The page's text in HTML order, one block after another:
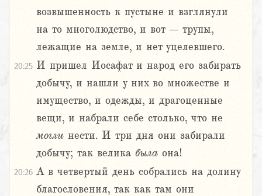
возвышенность к пустыне и взглянули
на то многолюдство, и вот – трупы,
лежащие на земле, и нет уцелевшего.
20:25 И пришел Иосафат и народ его забирать
добычу, и нашли у них во множестве и
имущество, и одежды, и драгоценные
вещи, и набрали себе столько, что не
могли нести. И три дня они забирали
добычу; так велика была она!
20:26 А в четвертый день собрались на долину
благословения, так как там они